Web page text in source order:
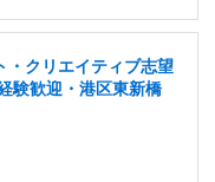
クリエイティブ志望
験歓迎・港区東新橋